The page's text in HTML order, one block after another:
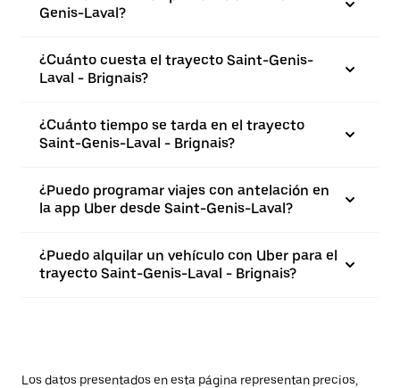
Genis-Laval?
¿Cuánto cuesta el trayecto Saint-Genis-
Laval - Brignais?
¿Cuánto tiempo se tarda en el trayecto
Saint-Genis-Laval - Brignais?
¿Puedo programar viajes con antelación en
la app Uber desde Saint-Genis-Laval?
¿Puedo alquilar un vehículo con Uber para el
trayecto Saint-Genis-Laval - Brignais?
Los datos presentados en esta página representan precios,